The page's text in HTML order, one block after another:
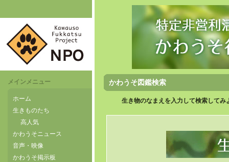
メインメニュー
ホーム
生きものたち
高人気
かわうそニュース
音声・映像
かわうそ掲示板
かわうそ図鑑検索
生き物のなまえを入力して検索して